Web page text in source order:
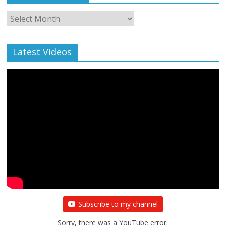
Monthly
Archive
Latest Videos
Subscribe to my channel
Sorry, there was a YouTube error.